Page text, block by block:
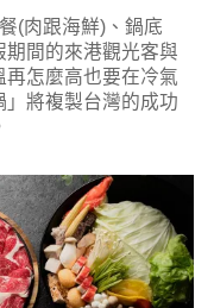
(肉跟海鮮)、鍋底
期間的來港觀光客與
怎麼高也要在冷氣
將複製台灣的成功